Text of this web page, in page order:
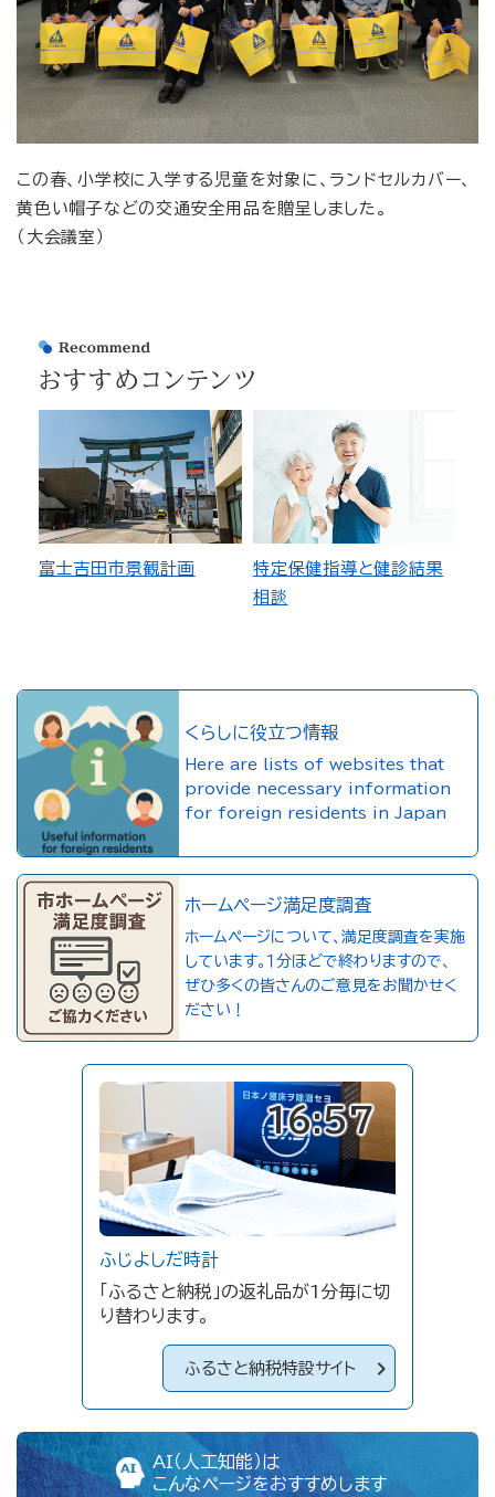
この春、小学校に入学する児童を対象に、ランドセルカバー、
黄色い帽子などの交通安全用品を贈呈しました。
（大会議室）
おすすめコンテンツ
富士吉田市景観計画
特定保健指導と健診結果
相談
くらしに役立つ情報
Here are lists of websites that
provide necessary information
for foreign residents in Japan
ホームページ満足度調査
ホームページについて、満足度調査を実施
しています。１分ほどで終わりますので、
ぜひ多くの皆さんのご意見をお聞かせく
ださい！
16:57
ふじよしだ時計
「ふるさと納税」の返礼品が1分毎に切
り替わります。
ふるさと納税特設サイト
AI（人工知能）は
こんなページをおすすめします